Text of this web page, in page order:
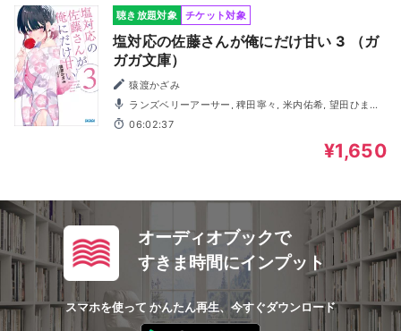
聴き放題対象 チケット対象
塩対応の佐藤さんが俺にだけ甘い 3 （ガ
ガガ文庫）
猿渡かざみ
柳田カンナ, 小田切優衣, 園田れい, 藤井隼, 後藤彩佐, 高畑廉
太 06:02:37
¥1,650
オーディオブックで
すきま時間にインプット
スマホを使って かんたん再生、今すぐダウンロード